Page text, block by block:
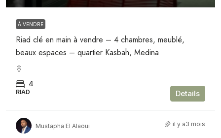
À VENDRE
Riad clé en main à vendre – 4 chambres, meublé,
beaux espaces – quartier Kasbah, Medina
4
RIAD Details
Mustapha El Alaoui il y a3 mois